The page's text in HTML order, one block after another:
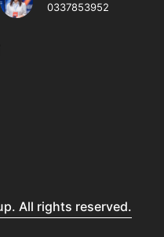
0337853952